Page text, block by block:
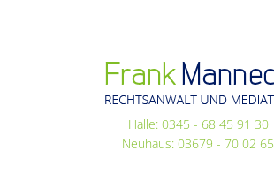
Halle: 0345 - 68 45 91 30
Neuhaus: 03679 - 70 02 65